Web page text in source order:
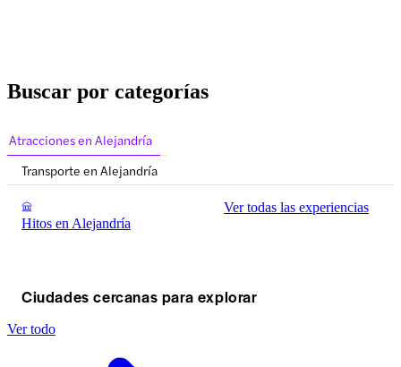
Buscar por categorías
Atracciones en Alejandría
Transporte en Alejandría
Hitos en Alejandría
Ver todas las experiencias
Ciudades cercanas para explorar
Ver todo